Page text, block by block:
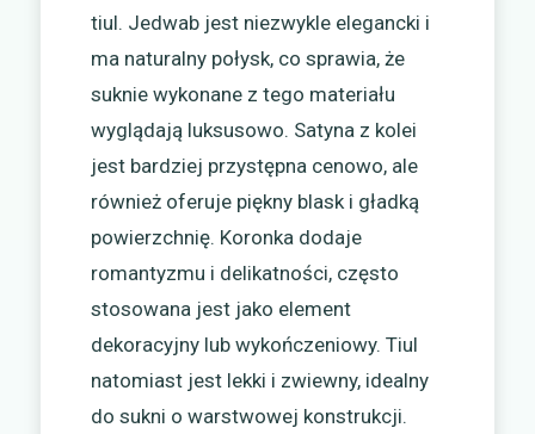
tiul. Jedwab jest niezwykle elegancki i
ma naturalny połysk, co sprawia, że
suknie wykonane z tego materiału
wyglądają luksusowo. Satyna z kolei
jest bardziej przystępna cenowo, ale
również oferuje piękny blask i gładką
powierzchnię. Koronka dodaje
romantyzmu i delikatności, często
stosowana jest jako element
dekoracyjny lub wykończeniowy. Tiul
natomiast jest lekki i zwiewny, idealny
do sukni o warstwowej konstrukcji.